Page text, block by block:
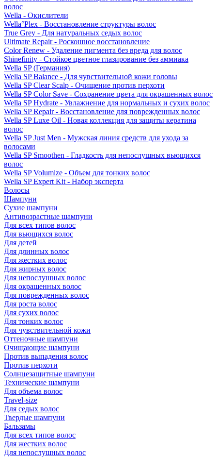
волос
Wella - Окислители
Wella°Plex - Восстановление структуры волос
True Grey - Для натуральных седых волос
Ultimate Repair - Роскошное восстановление
Color Renew - Удаление пигмента без вреда для волос
Shinefinity - Стойкое цветное глазирование без аммиака
Wella SP (Германия)
Wella SP Balance - Для чувствительной кожи головы
Wella SP Clear Scalp - Очищение против перхоти
Wella SP Color Save - Сохранение цвета для окрашенных волос
Wella SP Hydrate - Увлажнение для нормальных и сухих волос
Wella SP Repair - Восстановление для поврежденных волос
Wella SP Luxe Oil - Новая коллекция для защиты кератина
волос
Wella SP Just Men - Мужская линия средств для ухода за
волосами
Wella SP Smoothen - Гладкость для непослушных вьющихся
волос
Wella SP Volumize - Объем для тонких волос
Wella SP Expert Kit - Набор эксперта
Волосы
Шампуни
Сухие шампуни
Антивозрастные шампуни
Для всех типов волос
Для вьющихся волос
Для детей
Для длинных волос
Для жестких волос
Для жирных волос
Для непослушных волос
Для окрашенных волос
Для поврежденных волос
Для роста волос
Для сухих волос
Для тонких волос
Для чувствительной кожи
Оттеночные шампуни
Очищающие шампуни
Против выпадения волос
Против перхоти
Солнцезащитные шампуни
Технические шампуни
Для объема волос
Travel-size
Для седых волос
Твердые шампуни
Бальзамы
Для всех типов волос
Для жестких волос
Для непослушных волос